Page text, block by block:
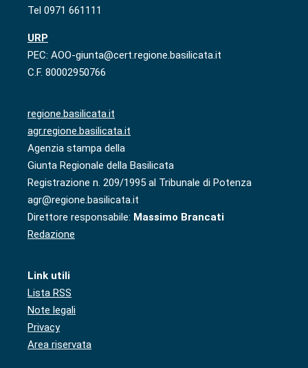
Tel 0971 661111
URP
PEC: AOO-giunta@cert.regione.basilicata.it
C.F. 80002950766
regione.basilicata.it
agr.regione.basilicata.it
Agenzia stampa della
Giunta Regionale della Basilicata
Registrazione n. 209/1995 al Tribunale di Potenza
agr@regione.basilicata.it
Direttore responsabile: Massimo Brancati
Redazione
Link utili
Lista RSS
Note legali
Privacy
Area riservata